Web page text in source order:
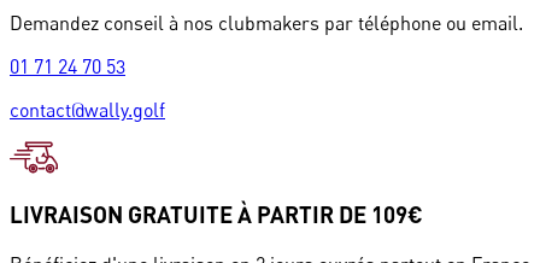
Demandez conseil à nos clubmakers par téléphone ou email.
01 71 24 70 53
contact@wally.golf
LIVRAISON GRATUITE À PARTIR DE 109€